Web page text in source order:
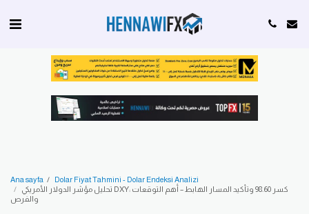
Ana sayfa
Dolar Fiyat Tahmini - Dolar Endeksi Analizi
تحليل مؤشر الدولار الأمريكي DXY: كسر 98.60 وتأكيد المسار الهابط – أهم التوقعات
والفرص